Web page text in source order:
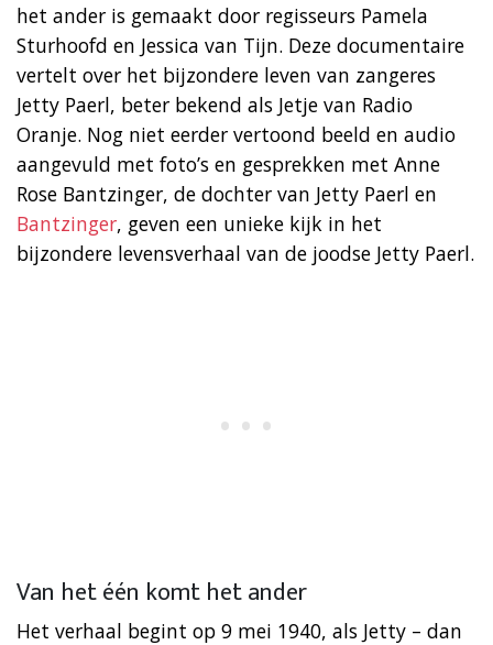
het ander is gemaakt door regisseurs Pamela
Sturhoofd en Jessica van Tijn. Deze documentaire
vertelt over het bijzondere leven van zangeres
Jetty Paerl, beter bekend als Jetje van Radio
Oranje. Nog niet eerder vertoond beeld en audio
aangevuld met foto’s en gesprekken met Anne
Rose Bantzinger, de dochter van Jetty Paerl en
Bantzinger, geven een unieke kijk in het
bijzondere levensverhaal van de joodse Jetty Paerl.
Van het één komt het ander
Het verhaal begint op 9 mei 1940, als Jetty – dan